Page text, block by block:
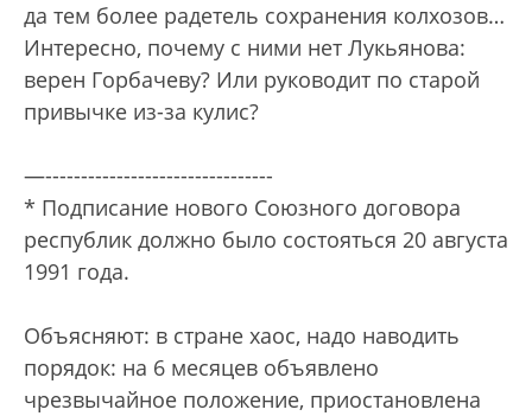
да тем более радетель сохранения колхозов…
Интересно, почему с ними нет Лукьянова:
верен Горбачеву? Или руководит по старой
привычке из-за кулис?
—--------------------------------
* Подписание нового Союзного договора
республик должно было состояться 20 августа
1991 года.
Объясняют: в стране хаос, надо наводить
порядок: на 6 месяцев объявлено
чрезвычайное положение, приостановлена